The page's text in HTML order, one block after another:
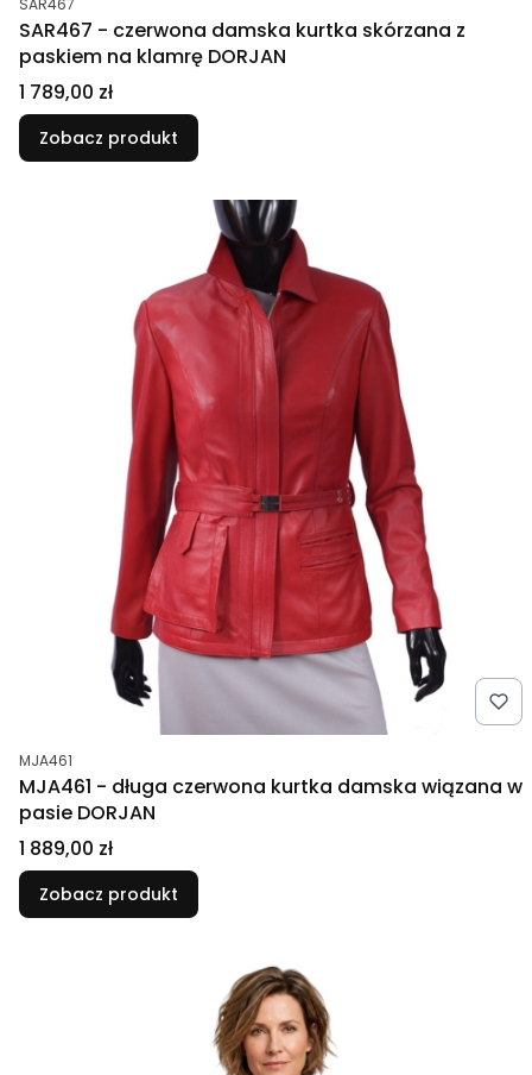
SAR467 - czerwona damska kurtka skórzana z
paskiem na klamrę DORJAN
Cena
1 789,00 zł
Zobacz produkt
Kod produktu
MJA461
MJA461 - długa czerwona kurtka damska wiązana w
pasie DORJAN
Cena
1 889,00 zł
Zobacz produkt